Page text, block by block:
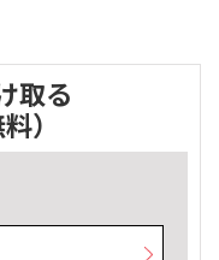
取る
）